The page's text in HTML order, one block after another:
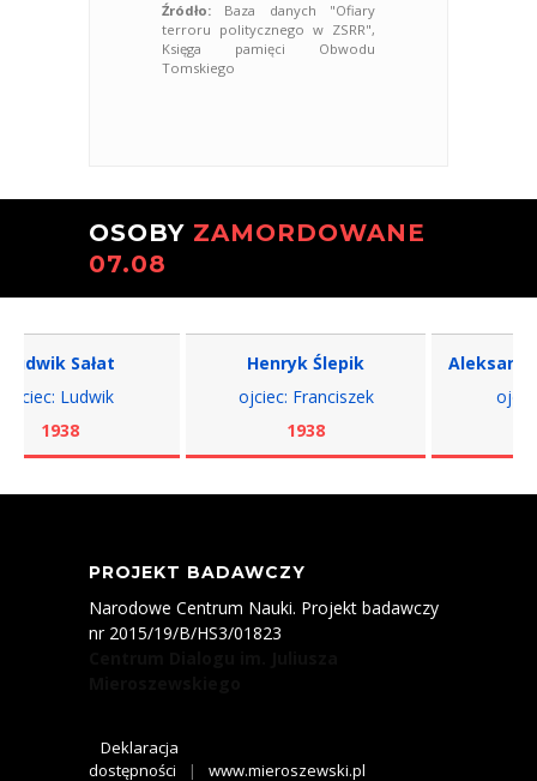
Źródło: Baza danych "Ofiary
terroru politycznego w ZSRR",
Księga pamięci Obwodu
Tomskiego
OSOBY ZAMORDOWANE
07.08
Sałat
Ludwik
1938
Henryk Ślepik
ojciec: Franciszek
1938
Aleksander
ojciec:
PROJEKT BADAWCZY
Narodowe Centrum Nauki. Projekt badawczy
nr 2015/19/B/HS3/01823
Deklaracja
dostępności
| www.mieroszewski.pl